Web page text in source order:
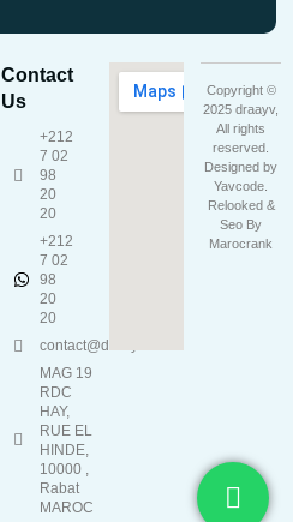
Contact
Us
+212
7 02
98
20
20
+212
7 02
98
20
20
contact@draayv.ma
MAG 19
RDC
HAY,
RUE EL
HINDE,
10000 ,
Rabat
MAROC
Copyright ©
2025 draayv,
All rights
reserved.
Designed by
Yavcode
Relooked &
Seo By
Marocrank